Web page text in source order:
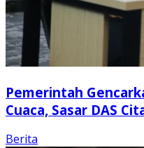
Pemerintah
Cuaca, Sasar DAS
Berita